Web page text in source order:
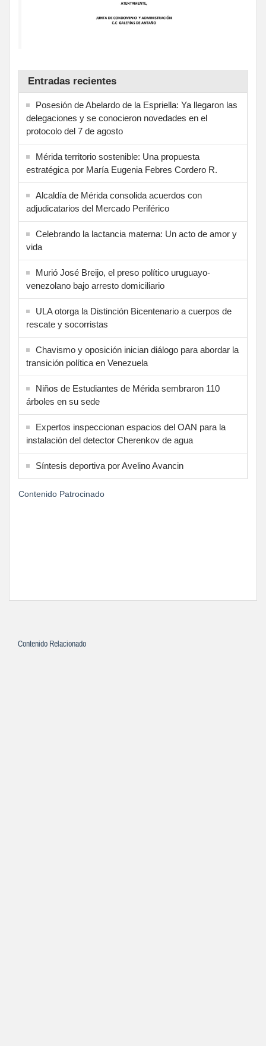
Entradas recientes
Posesión de Abelardo de la Espriella: Ya llegaron las
delegaciones y se conocieron novedades en el
protocolo del 7 de agosto
Mérida territorio sostenible: Una propuesta
estratégica por María Eugenia Febres Cordero R.
Alcaldía de Mérida consolida acuerdos con
adjudicatarios del Mercado Periférico
Celebrando la lactancia materna: Un acto de amor y
vida
Murió José Breijo, el preso político uruguayo-
venezolano bajo arresto domiciliario
ULA otorga la Distinción Bicentenario a cuerpos de
rescate y socorristas
Chavismo y oposición inician diálogo para abordar la
transición política en Venezuela
Niños de Estudiantes de Mérida sembraron 110
árboles en su sede
Expertos inspeccionan espacios del OAN para la
instalación del detector Cherenkov de agua
Síntesis deportiva por Avelino Avancin
Contenido Patrocinado
Contenido Relacionado